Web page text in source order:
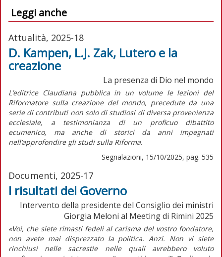
Leggi anche
Attualità, 2025-18
D. Kampen, L.J. Zak, Lutero e la
creazione
La presenza di Dio nel mondo
L’editrice Claudiana pubblica in un volume le lezioni del
Riformatore sulla creazione del mondo, precedute da una
serie di contributi non solo di studiosi di diversa provenienza
ecclesiale, a testimonianza di un proficuo dibattito
ecumenico, ma anche di storici da anni impegnati
nell’approfondire gli studi sulla Riforma.
Segnalazioni, 15/10/2025, pag. 535
Documenti, 2025-17
I risultati del Governo
Intervento della presidente del Consiglio dei ministri
Giorgia Meloni al Meeting di Rimini 2025
«Voi, che siete rimasti fedeli al carisma del vostro fondatore,
non avete mai disprezzato la politica. Anzi. Non vi siete
rinchiusi nelle sacrestie nelle quali avrebbero voluto